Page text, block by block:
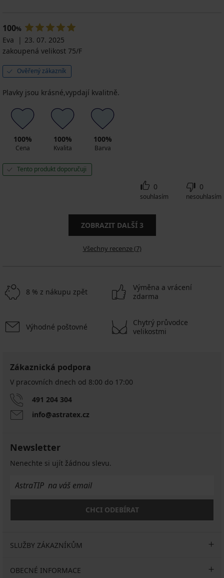
100%
Eva
23. 07. 2025
zakoupená velikost 75/F
Ověřený zákazník
Plavky jsou krásné,vypdají kvalitně.
100%
Cena
100%
Kvalita
100%
Barva
Tento produkt doporučuji
0
souhlasím
0
nesouhlasím
ZOBRAZIT DALŠÍ 3
Všechny recenze (7)
8 % z nákupu zpět
Výměna a vrácení
zdarma
Výhodné poštovné
Chytrý průvodce
velikostmi
Zákaznická podpora
V pracovních dnech od 8:00 do 17:00
491 204 304
info@astratex.cz
Newsletter
Nenechte si ujít žádnou slevu.
CHCI ODEBÍRAT
SLUŽBY ZÁKAZNÍKŮM
OBECNÉ INFORMACE